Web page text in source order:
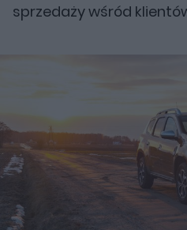
sprzedaży wśród